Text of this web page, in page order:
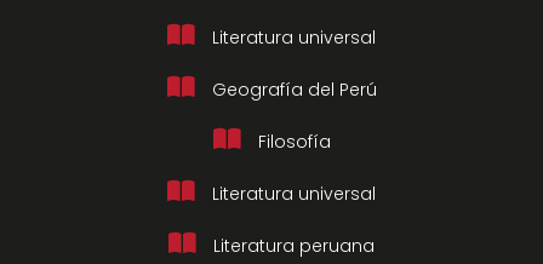
Literatura universal
Geografía del Perú
Filosofía
Literatura universal
Literatura peruana